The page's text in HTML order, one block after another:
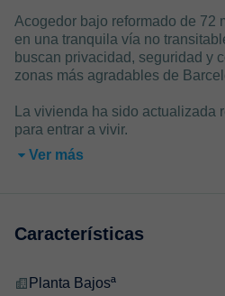
Acogedor bajo reformado de 72
en una tranquila vía no
buscan privacidad, seguridad y
zonas más agradables de
La vivienda ha sido actualizada
para entrar a vivir.
Ver más
Características
Planta Bajosª